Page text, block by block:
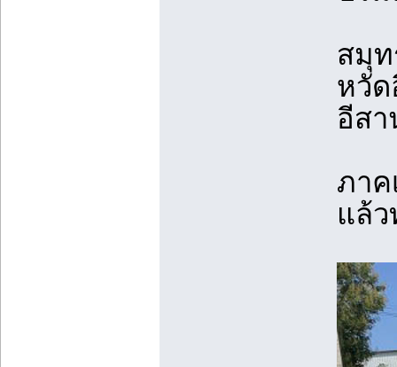
สมุ
หวั
อีสา
ภา
แล้